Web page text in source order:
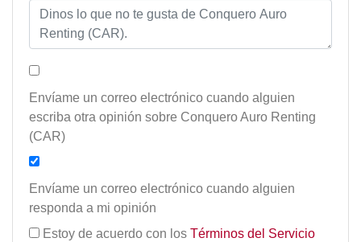
Envíame un correo electrónico cuando alguien
escriba otra opinión sobre Conquero Auro Renting
(CAR)
Envíame un correo electrónico cuando alguien
responda a mi opinión
Estoy de acuerdo con los Términos del Servicio